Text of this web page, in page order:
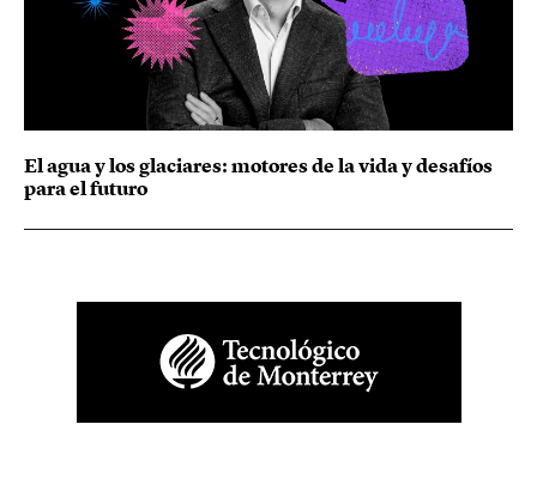
El agua y los glaciares: motores de la vida y desafíos
para el futuro